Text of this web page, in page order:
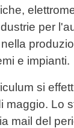
per
e impianti.
si
maggio. Lo
mail del